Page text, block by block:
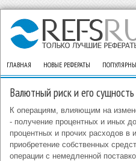
ГЛАВНАЯ НОВЫЕ РЕФЕРАТЫ
Валютный риск и его сущность
К операциям, влияющим на
- получение процентных и иных
процентных и прочих расходов
приобретение собственных
операции с немедленной